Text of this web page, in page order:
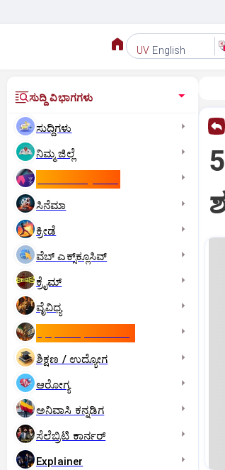
UV English
ಸುದ್ದಿ ವಿಭಾಗಗಳು
ಸುದ್ದಿಗಳು
ನಿಮ್ಮ ಜಿಲ್ಲೆ
ಸಿನೆಮಾ
ಕ್ರೀಡೆ
ವೆಬ್ ಎಕ್ಸ್‌ಕ್ಲೂಸಿವ್
ಕ್ರೈಮ್
ವೈವಿಧ್ಯ
ಶಿಕ್ಷಣ / ಉದ್ಯೋಗ
ಆರೋಗ್ಯ
ಅನಿವಾಸಿ ಕನ್ನಡಿಗ
ಸೆಲೆಬ್ರಿಟಿ ಕಾರ್ನರ್‌
Explainer